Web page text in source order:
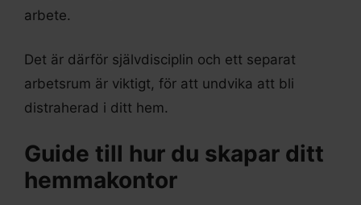
arbete.
Det är därför självdisciplin och ett separat
arbetsrum är viktigt, för att undvika att bli
distraherad i ditt hem.
Guide till hur du skapar ditt
hemmakontor